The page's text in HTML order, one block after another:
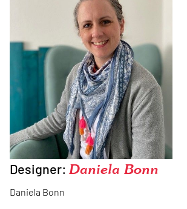
Designer: Daniela Bonn
Daniela Bonn